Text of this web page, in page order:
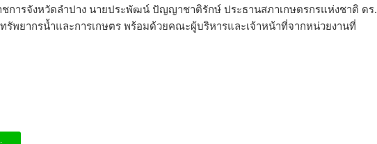
ชการจังหวัดลำปาง นายประพัฒน์ ปัญญาชาติรักษ์ ประธานสภาเกษตรกรแห่งชาติ ดร.
รัพยากรน้ำและการเกษตร พร้อมด้วยคณะผู้บริหารและเจ้าหน้าที่จากหน่วยงานที่